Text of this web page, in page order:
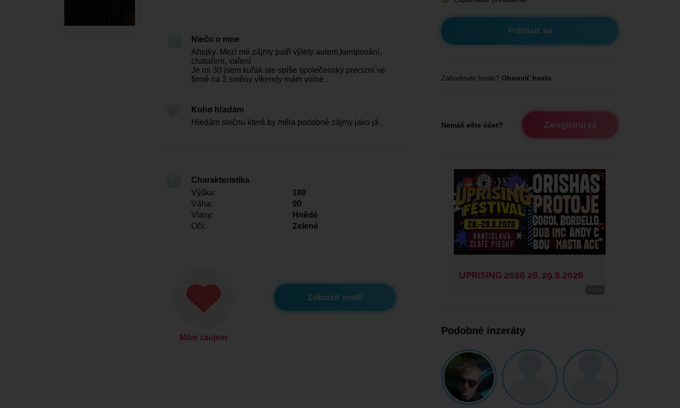
Niečo o mne
Ahojky. Mezi mé zájmy patří výlety autem,kempování,
chatařeni, vaření
Je mi 30 jsem kuřák ale spíše společenský precizní ve
firmě na 3 směny víkendy mám volné .
Koho hľadám
Hledám slečnu která by měla podobné zájmy jako já .
Charakteristika
Výška:
180
Váha:
90
Vlasy:
Hnědé
Oči:
Zelené
Mám záujem
Zobraziť profil
Zabudnuté heslo? Obnoviť heslo
Nemáš ešte účet? Zaregistruj sa
Podobné inzeráty